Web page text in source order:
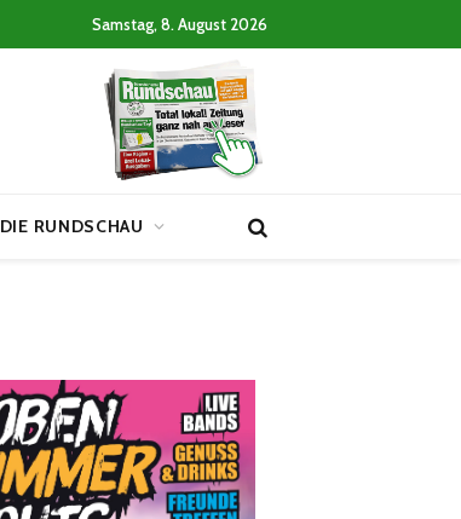
Samstag, 8. August 2026
DIE RUNDSCHAU